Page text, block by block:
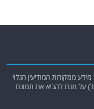
ממקורות המודיעין הגלוי
על מנת להביא את תמונת